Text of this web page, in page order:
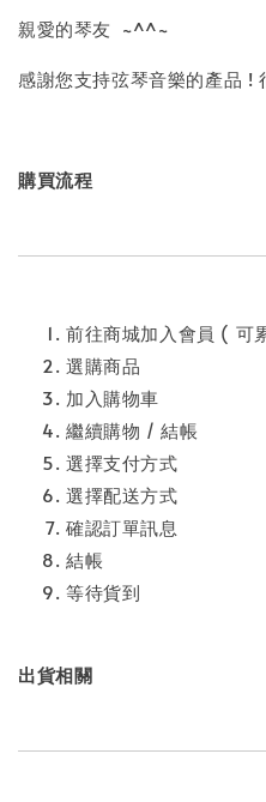
親愛的琴友 ~^^~
感謝您支持弦琴音樂的產品 !
購買流程
前往商城加入會員 ( 可
選購商品
加入購物車
繼續購物 / 結帳
選擇支付方式
選擇配送方式
確認訂單訊息
結帳
等待貨到
出貨相關